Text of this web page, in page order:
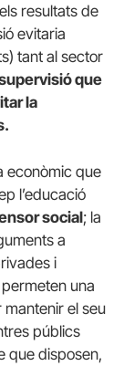
resultats de
evitaria
tant al sector
que
la
econòmic que
l’educació
social; la
a
i
una
el seu
públics
que disposen,